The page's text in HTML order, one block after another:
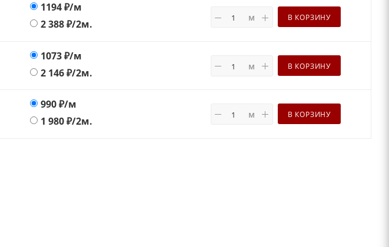
1194₽/м
2 388₽/2м.
м В КОРЗИНУ
1073₽/м
2 146₽/2м.
м В КОРЗИНУ
990₽/м
1 980₽/2м.
м В КОРЗИНУ